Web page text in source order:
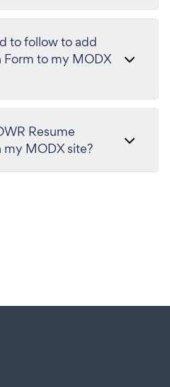
to follow to add
to my MODX
Resume
MODX site?